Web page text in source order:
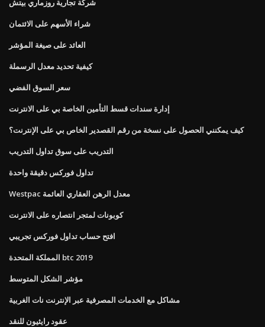
شركة تجارية روزماري بيتش
شراء الأسهم على الائتمان
العائد على صيغة المؤشر
كيفية تحديد معدل الرسملة
سعر السوق الفضي
إدارة سندات قسط التأمين الخاصة بي على الانترنت
كيف يمكنني الحصول على نسخة من رقم القصدير الخاص بي على الإنترنت؟
التدريب على سوق تداول التدريب
تداول فوركس دقيقة واحدة
Westpac معدل الرهن العقاري العائمة
كوبونات لمتجر انتصاره على الانترنت
افتح حساب تداول فوركس تجريبي
المملكة المتحدة btc 2019
مؤشر الشكل المتوسط
مشاكل مع الخدمات المصرفية عبر الإنترنت نات الغربية
عقود رايثيون للنقد